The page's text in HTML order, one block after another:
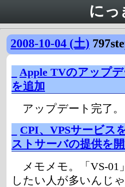
にっ
2008-10-04 (土)
Apple TVのアップ
を追加
アップデート完了。
CPI、VPSサービス
ストサーバの提供を
メモメモ。「VS-01
したい人が多いんじ